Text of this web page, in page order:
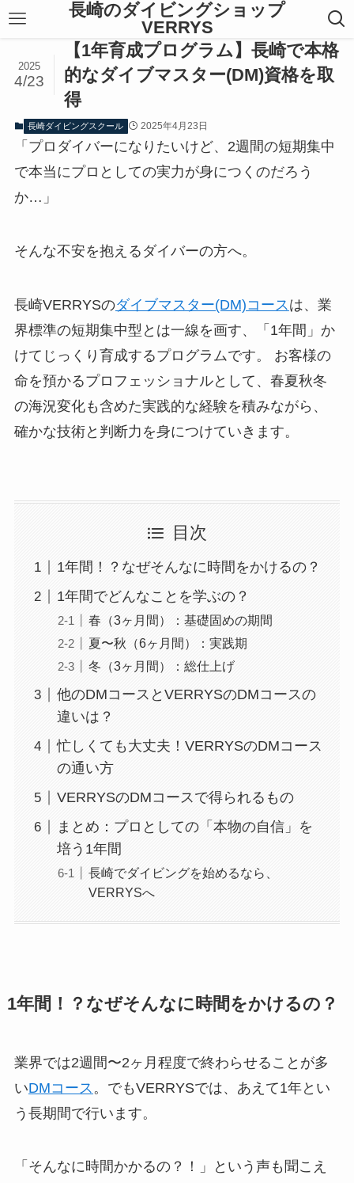
長崎のダイビングショップ
VERRYS
【1年育成プログラム】長崎で本格
的なダイブマスター(DM)資格を取
得
2025
4/23
長崎ダイビングスクール 2025年4月23日
「プロダイバーになりたいけど、2週間の短期集中
で本当にプロとしての実力が身につくのだろう
か…」
そんな不安を抱えるダイバーの方へ。
長崎VERRYSのダイブマスター(DM)コース は、業
界標準の短期集中型とは一線を画す、「1年間」か
けてじっくり育成するプログラムです。 お客様の
命を預かるプロフェッショナルとして、春夏秋冬
の海況変化も含めた実践的な経験を積みながら、
確かな技術と判断力を身につけていきます。
目次
1年間！？なぜそんなに時間をかけるの？
1年間でどんなことを学ぶの？
春（3ヶ月間）：基礎固めの期間
夏〜秋（6ヶ月間）：実践期
冬（3ヶ月間）：総仕上げ
他のDMコースとVERRYSのDMコースの
違いは？
忙しくても大丈夫！VERRYSのDMコース
の通い方
VERRYSのDMコースで得られるもの
まとめ：プロとしての「本物の自信」を
培う1年間
長崎でダイビングを始めるなら、
VERRYSへ
1年間！？なぜそんなに時間をかけるの？
業界では2週間〜2ヶ月程度で終わらせることが多
いDMコース 。でもVERRYSでは、あえて1年とい
う長期間で行います。
「そんなに時間かかるの？！」という声も聞こえ